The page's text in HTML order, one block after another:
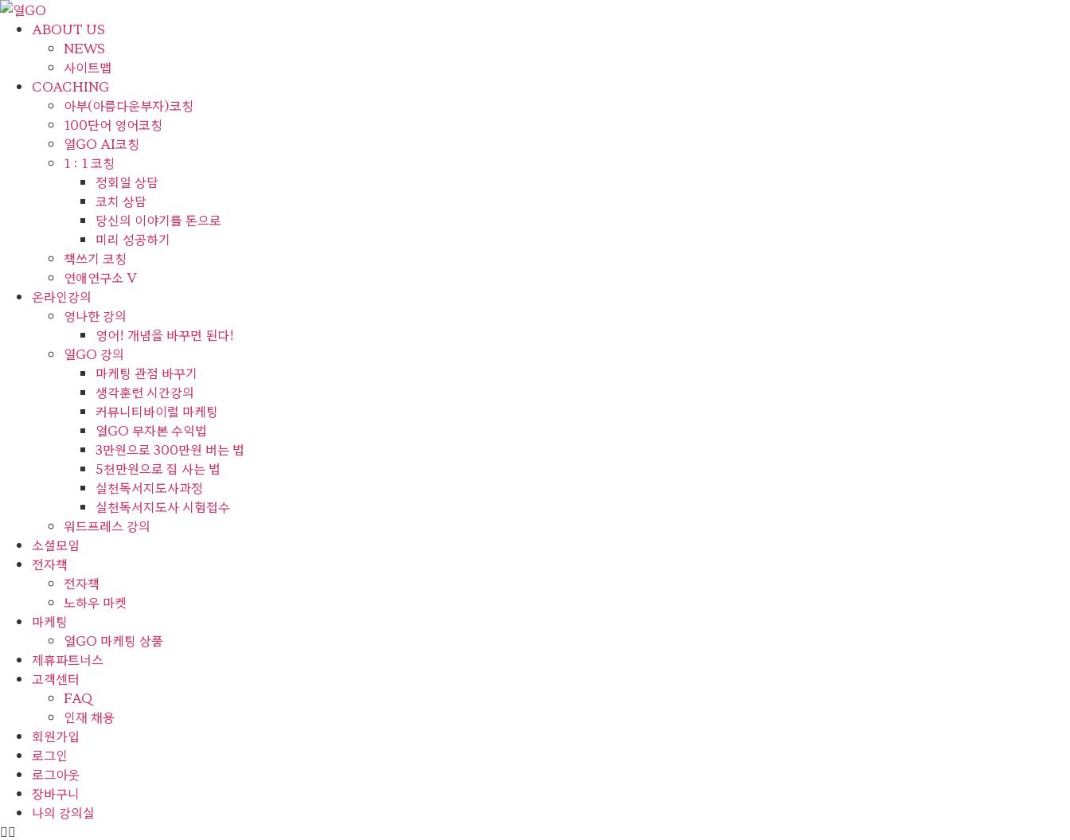
콘
ABOUT US
NEWS
사이트맵
COACHING
아부(아름다운부자)코칭
100단어 영어코칭
열GO AI코칭
1 : 1 코칭
정회일 상담
코치 상담
당신의 이야기를 돈으로
미리 성공하기
책쓰기 코칭
연애연구소 V
온라인강의
영나한 강의
영어! 개념을 바꾸면 된다!
열GO 강의
마케팅 관점 바꾸기
생각훈련 시간강의
커뮤니티바이럴 마케팅
열GO 무자본 수익법
3만원으로 300만원 버는 법
5천만원으로 집 사는 법
실천독서지도사과정
실천독서지도사 시험접수
워드프레스 강의
소셜모임
전자책
전자책
노하우 마켓
마케팅
열GO 마케팅 상품
제휴파트너스
고객센터
FAQ
인재 채용
회원가입
로그인
로그아웃
장바구니
나의 강의실